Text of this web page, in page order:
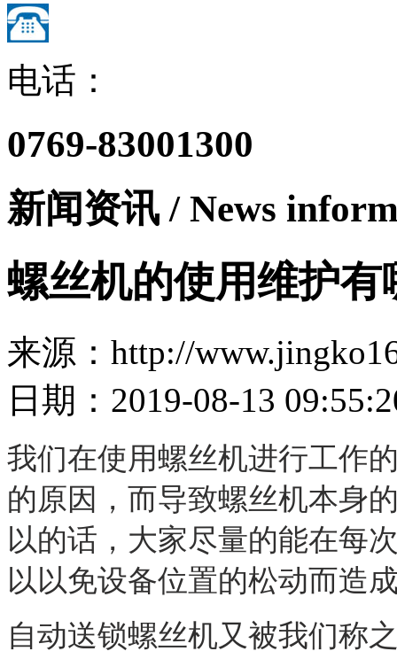
电话：
0769-83001300
新闻资讯 / News
螺丝机的使用维护有
来源：http://
日期：2019-08-13
我们在使用螺丝机进行工作
的原因，而导致螺丝机本身
以的话，大家尽量的能在每
以以免设备位置的松动而造
自动送锁螺丝机又被我们称